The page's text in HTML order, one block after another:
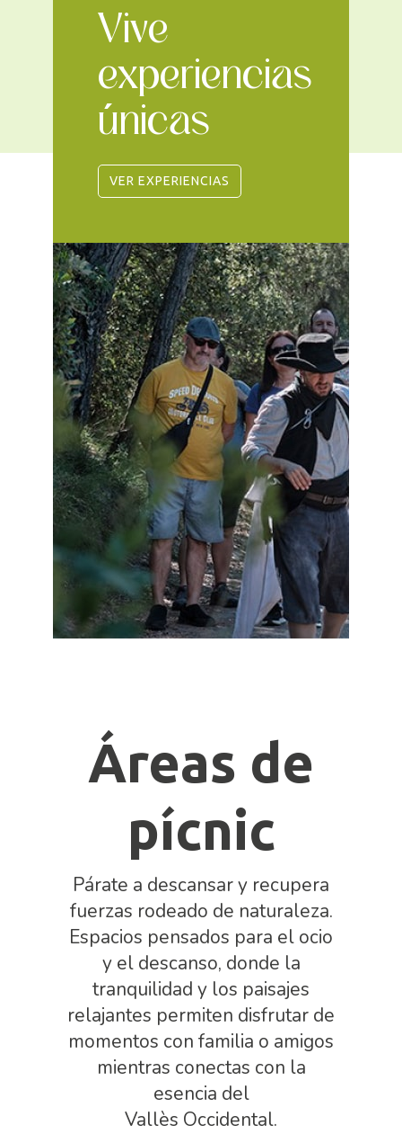
Vive
experiencias
únicas
VER EXPERIENCIAS
Áreas de
pícnic
Párate a descansar y recupera
fuerzas rodeado de naturaleza.
Espacios pensados para el ocio
y el descanso, donde la
tranquilidad y los paisajes
relajantes permiten disfrutar de
momentos con familia o amigos
mientras conectas con la
esencia del
Vallès Occidental.